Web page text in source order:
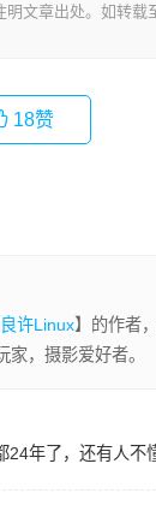
文章出处。如转
18赞
良许Linux】的作者
，摄影爱好者。
24年了，还有人不